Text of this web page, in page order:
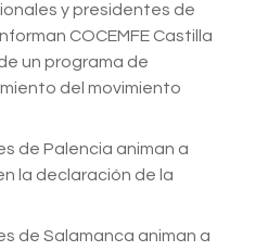
y presidentes de
COCEMFE Castilla
un programa de
del movimiento
de Palencia animan a
la declaración de la
de Salamanca animan a